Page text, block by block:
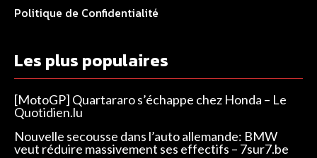
Politique de Confidentialité
Les plus populaires
[MotoGP] Quartararo s’échappe chez Honda – Le
Quotidien.lu
Nouvelle secousse dans l’auto allemande: BMW
veut réduire massivement ses effectifs – 7sur7.be